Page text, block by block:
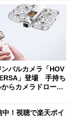
ンバルカメラ「HOV
」登場 手持ち
からカメラドローン
中！視聴で楽天ポイ